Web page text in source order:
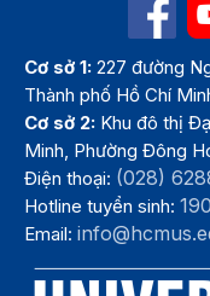
Cơ sở 1: 227 đường
Thành phố Hồ Chí
Cơ sở 2: Khu đô thị
Minh, Phường Đông
Điện thoại: (028)
Hotline tuyển sinh:
Email: